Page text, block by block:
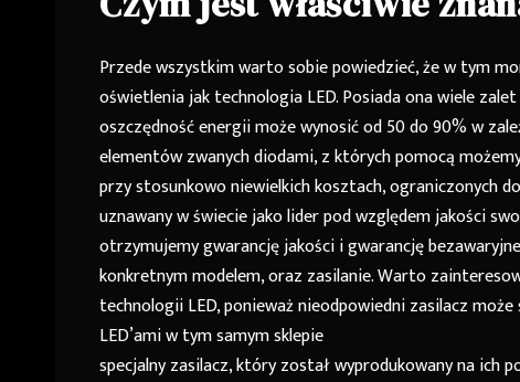
Przede wszystkim warto sobie powiedzieć, że w tym
oświetlenia jak technologia LED. Posiada ona wiele
oszczędność energii może wynosić od 50 do 90% w
elementów zwanych diodami, z których pomocą
przy stosunkowo niewielkich kosztach, ograniczonych
uznawany w świecie jako lider pod względem jakości
otrzymujemy gwarancję jakości i gwarancję
konkretnym modelem, oraz zasilanie. Warto
technologii LED, ponieważ nieodpowiedni zasilacz
LED’ami w tym samym sklepie
specjalny zasilacz, który został wyprodukowany na ich